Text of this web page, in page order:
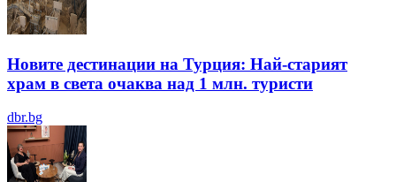
Новите дестинации на Турция: Най-старият
храм в света очаква над 1 млн. туристи
dbr.bg